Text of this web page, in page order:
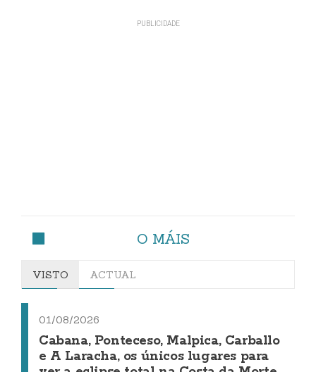
O MÁIS
VISTO ACTUAL
01/08/2026
Cabana, Ponteceso, Malpica, Carballo
e A Laracha, os únicos lugares para